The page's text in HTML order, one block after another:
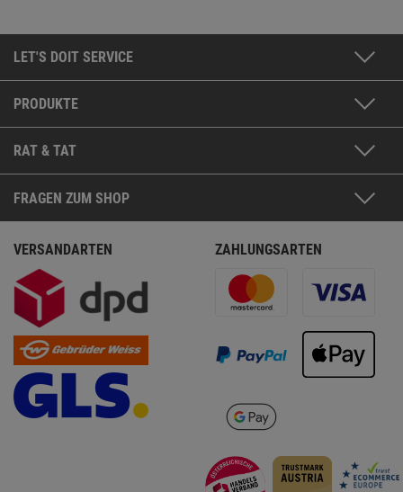
LET'S DOIT SERVICE
PRODUKTE
RAT & TAT
FRAGEN ZUM SHOP
VERSANDARTEN ZAHLUNGSARTEN